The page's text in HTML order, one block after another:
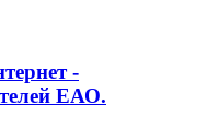
-
ЕАО.